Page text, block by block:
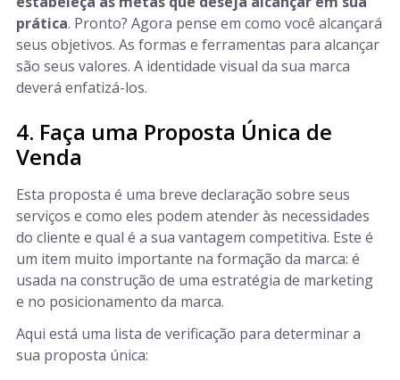
prática. Pronto? Agora pense em como você alcançará
seus objetivos. As formas e ferramentas para alcançar
são seus valores. A identidade visual da sua marca
deverá enfatizá-los.
4. Faça uma Proposta Única de
Venda
Esta proposta é uma breve declaração sobre seus
serviços e como eles podem atender às necessidades
do cliente e qual é a sua vantagem competitiva. Este é
um item muito importante na formação da marca: é
usada na construção de uma estratégia de marketing
e no posicionamento da marca.
Aqui está uma lista de verificação para determinar a
sua proposta única: